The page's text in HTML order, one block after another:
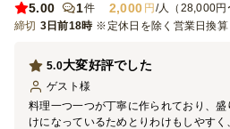
5.00
1件 2,000 円 /人（28,000円
締切 3日前18時 ※定休日を除く営業日換算
大変好評でした
5.0
ゲスト 様
料理一つ一つが丁寧に作られており、
けになっているためとりわけもしやす